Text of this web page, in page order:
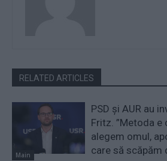
RELATED ARTICLES
Main
PSD și AUR au
Fritz. ”Metoda e
alegem omul,
care să scăpăm